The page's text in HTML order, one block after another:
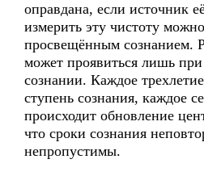
оправдана, если источник
измерить эту чистоту
просвещённым сознанием.
может проявиться лишь
сознании. Каждое
ступень сознания, каждое
происходит обновление
что сроки сознания
непропустимы.